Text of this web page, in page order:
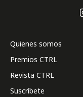
Quienes somos
Premios CTRL
Revista CTRL
Suscríbete